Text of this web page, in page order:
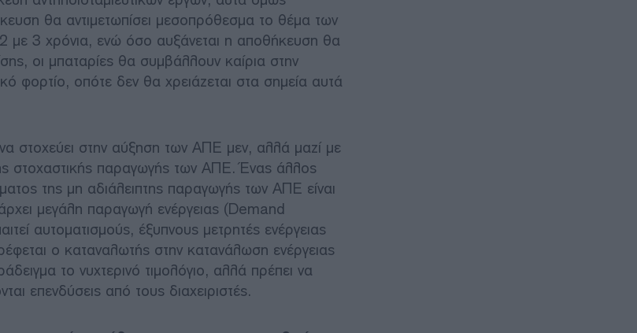
θα αντιμετωπίσει μεσοπρόθεσμα το θέμα των
2 με 3 χρόνια, ενώ όσο αυξάνεται η αποθήκευση θα
οι μπαταρίες θα συμβάλλουν καίρια στην
φορτίο, οπότε δεν θα χρειάζεται στα σημεία αυτά
στοχεύει στην αύξηση των ΑΠΕ μεν, αλλά μαζί με
στοχαστικής παραγωγής των ΑΠΕ. Ένας άλλος
της μη αδιάλειπτης παραγωγής των ΑΠΕ είναι
μεγάλη παραγωγή ενέργειας (Demand
αυτοματισμούς, έξυπνους μετρητές ενέργειας
ο καταναλωτής στην κατανάλωση ενέργειας
το νυχτερινό τιμολόγιο, αλλά πρέπει να
επενδύσεις από τους διαχειριστές.